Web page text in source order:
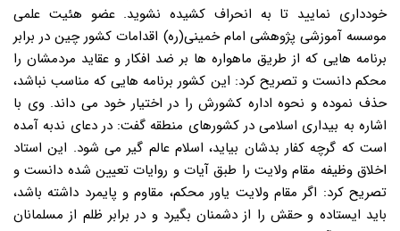
خودداری نمایید تا به انحراف کشیده نشوید. عضو هئیت علمی
موسسه آموزشی پژوهشی امام خمینی(ره) اقدامات کشور چین در برابر
برنامه هایی که از طریق ماهواره ها بر ضد افکار و عقاید مردمشان را
محکم دانست و تصریح کرد: این کشور برنامه هایی که مناسب نباشد،
حذف نموده و نحوه اداره کشورش را در اختیار خود می داند. وی با
اشاره به بیداری اسلامی در کشورهای منطقه گفت: در دعای ندبه آمده
است که گرچه کفار بدشان بیاید، اسلام عالم گیر می شود. این استاد
اخلاق وظیفه مقام ولایت را طبق آیات و روایات تعیین شده دانست و
تصریح کرد: اگر مقام ولایت یاور محکم، مقاوم و پایمرد داشته باشد،
باید ایستاده و حقش را از دشمنان بگیرد و در برابر ظلم از مسلمانان